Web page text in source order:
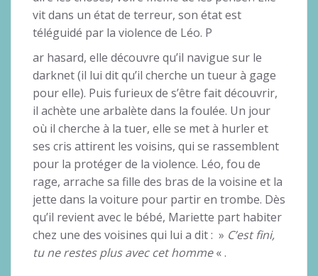
vit dans un état de terreur, son état est
téléguidé par la violence de Léo. P
ar hasard, elle découvre qu’il navigue sur le
darknet (il lui dit qu’il cherche un tueur à gage
pour elle). Puis furieux de s’être fait découvrir,
il achète une arbalète dans la foulée. Un jour
où il cherche à la tuer, elle se met à hurler et
ses cris attirent les voisins, qui se rassemblent
pour la protéger de la violence. Léo, fou de
rage, arrache sa fille des bras de la voisine et la
jette dans la voiture pour partir en trombe. Dès
qu’il revient avec le bébé, Mariette part habiter
chez une des voisines qui lui a dit : » C’est fini,
tu ne restes plus avec cet homme« .